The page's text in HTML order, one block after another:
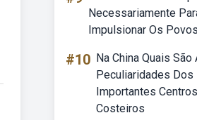
Necessariamente
Impulsionar Os Povos
#10 Na China Quais São
Peculiaridades Dos
Importantes Centros
Costeiros